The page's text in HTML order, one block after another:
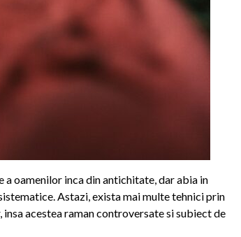
oamenilor inca din antichitate, dar abia in
Astazi, exista mai multe tehnici prin
acestea raman controversate si subiect de